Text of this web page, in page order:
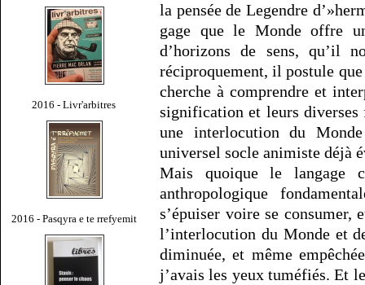
2016 - Livr'arbitres
2016 - Pasqyra e te rrefyemit
la pensée de Legendre
gage que le Monde offre
d’horizons de sens, qu’il
réciproquement, il postule
cherche à comprendre et
signification et leurs diverses
une interlocution du
universel socle animiste déjà
Mais quoique le langage
anthropologique
s’épuiser voire se consumer,
l’interlocution du Monde et
diminuée, et même
j’avais les yeux tuméfiés. Et